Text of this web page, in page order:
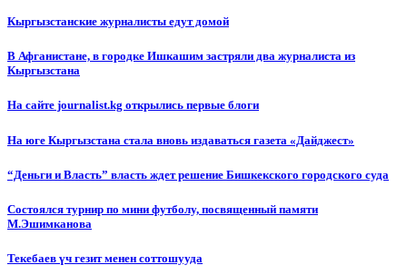
Кыргызстанские журналисты едут домой
В Афганистане, в городке Ишкашим застряли два журналиста из
Кыргызстана
На сайте journalist.kg открылись первые блоги
На юге Кыргызстана стала вновь издаваться газета «Дайджест»
“Деньги и Власть” власть ждет решение Бишкекского городского суда
Состоялся турнир по мини футболу, посвященный памяти
М.Эшимканова
Текебаев үч гезит менен соттошууда